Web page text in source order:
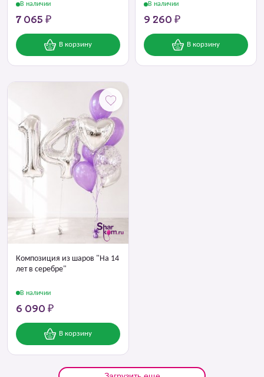
В наличии
7 065 ₽
В корзину
В наличии
9 260 ₽
В корзину
Композиция из шаров "На 14
лет в серебре"
В наличии
6 090 ₽
В корзину